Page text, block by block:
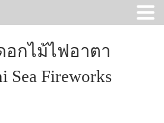
อกไม้ไฟอาตา
Fireworks